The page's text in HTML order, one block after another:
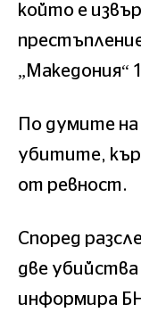
който е
„Македония“
По думите
убитите,
от ревност.
Според
две
информира